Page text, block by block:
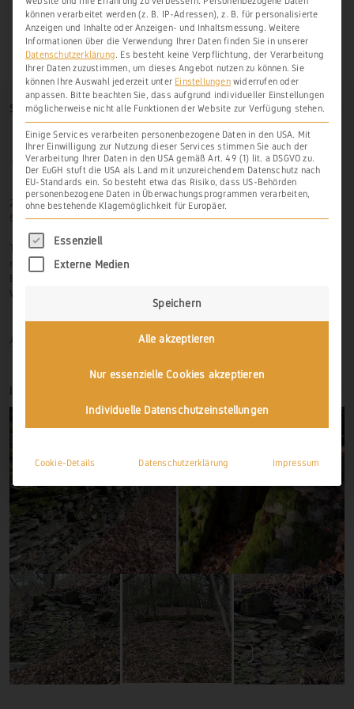
SO FINDEN SIE UNS
Zur Hasenlay 10
56379 Scheidt
Tel.: 06439-326 523
mobil: 0171-3445599
Email: info@weinbau-an-der-lahn.de
Web:
Anmelden
können verarbeitet werden (z. B. IP-Adressen), z. B. für personalisierte
Anzeigen und Inhalte oder Anzeigen- und Inhaltsmessung. Weitere
Informationen über die Verwendung Ihrer Daten finden Sie in unserer
Datenschutzerklärung. Es besteht keine Verpflichtung, der Verarbeitung
Ihrer Daten zuzustimmen, um dieses Angebot nutzen zu können. Sie
können Ihre Auswahl jederzeit unter Einstellungenwiderrufen oder
anpassen. Bitte beachten Sie, dass aufgrund individueller Einstellungen
möglicherweise nicht alle Funktionen der Website zur Verfügung stehen.
Einige Services verarbeiten personenbezogene Daten in den USA. Mit
Ihrer Einwilligung zur Nutzung dieser Services stimmen Sie auch der
Verarbeitung Ihrer Daten in den USA gemäß Art. 49 (1) lit. a DSGVO zu.
Der EuGH stuft die USA als Land mit unzureichendem Datenschutz nach
EU-Standards ein. So besteht etwa das Risiko, dass US-Behörden
personenbezogene Daten in Überwachungsprogrammen verarbeiten,
ohne bestehende Klagemöglichkeit für Europäer.
Es folgt eine Liste der Service-Gruppen, für
Essenziell
Externe Medien
Speichern
Alle akzeptieren
Nur essenzielle Cookies akzeptieren
Individuelle Datenschutzeinstellungen
Cookie-Details Datenschutzerklärung Impressum